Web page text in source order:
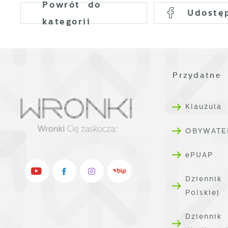
Powrótdo
kategorii
Przydatne
Klauzula
ePUAP
Dziennik
Polskiej
Dziennik